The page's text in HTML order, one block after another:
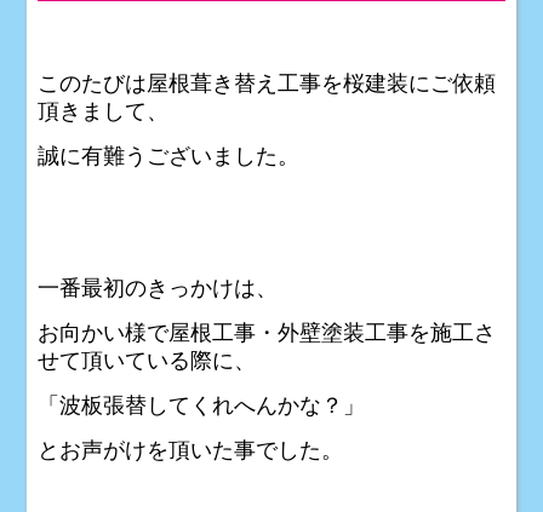
このたびは屋根葺き替え工事を桜建装にご依頼
頂きまして、
誠に有難うございました。
一番最初のきっかけは、
お向かい様で屋根工事・外壁塗装工事を施工さ
せて頂いている際に、
「波板張替してくれへんかな？」
とお声がけを頂いた事でした。